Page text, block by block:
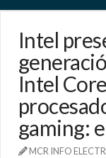
Intel
Intel
gaming:
MCR INFO